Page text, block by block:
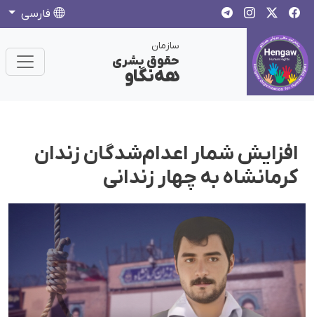
فارسی
سازمان
حقوق بشری
هەنگاو
افزایش شمار اعدام‌شدگان زندان
کرمانشاە به چهار زندانی